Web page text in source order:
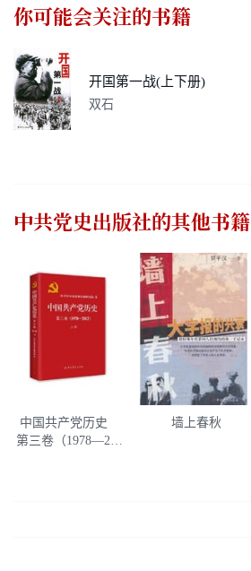
你可能会关注的书籍
开国第一战(上下册)
双石
中共党史出版社的其他书籍
中国共产党历史
第三卷（1978—201
墙上春秋